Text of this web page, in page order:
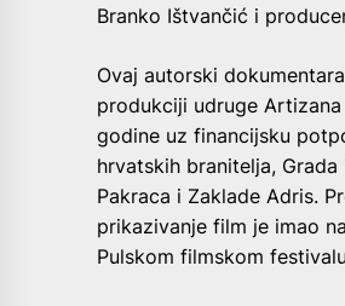
Branko Ištvančić i
Ovaj autorski
produkciji udruge
godine uz financijsku
hrvatskih branitelja, Grada
Pakraca i Zaklade Adris.
prikazivanje film je imao
Pulskom filmskom